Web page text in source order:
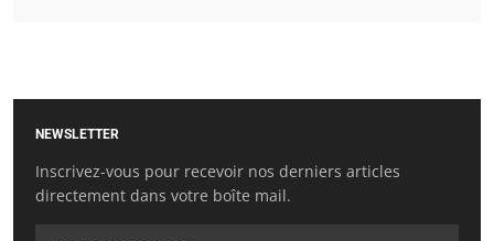
NEWSLETTER
Inscrivez-vous pour recevoir nos derniers articles
directement dans votre boîte mail.